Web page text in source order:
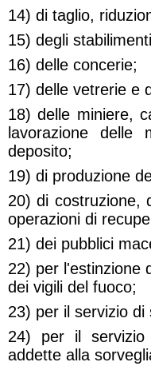
14) di taglio,
15) degli
16) delle concerie;
17) delle vetrerie e
18) delle miniere,
lavorazione
deposito;
19) di produzione
20) di costruzione,
operazioni di
21) dei pubblici
22) per l'estinzione
dei vigili del fuoco;
23) per il servizio di
24) per il servizio
addette alla